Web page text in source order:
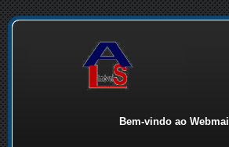
Bem-vindo ao Webmail